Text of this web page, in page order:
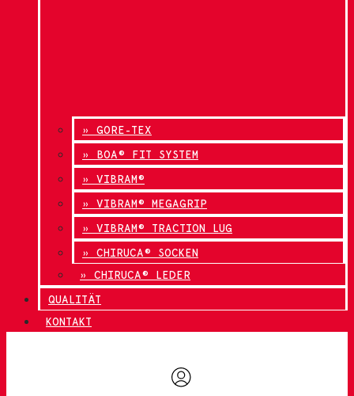
» GORE-TEX
» BOA® FIT SYSTEM
» VIBRAM®
» VIBRAM® MEGAGRIP
» VIBRAM® TRACTION LUG
» CHIRUCA® SOCKEN
» CHIRUCA® LEDER
QUALITÄT
KONTAKT